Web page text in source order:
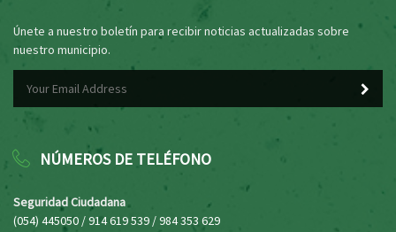
Únete a nuestro boletín para recibir noticias actualizadas sobre
nuestro municipio.
NÚMEROS DE TELÉFONO
Seguridad Ciudadana
(054) 445050 / 914 619 539 / 984 353 629